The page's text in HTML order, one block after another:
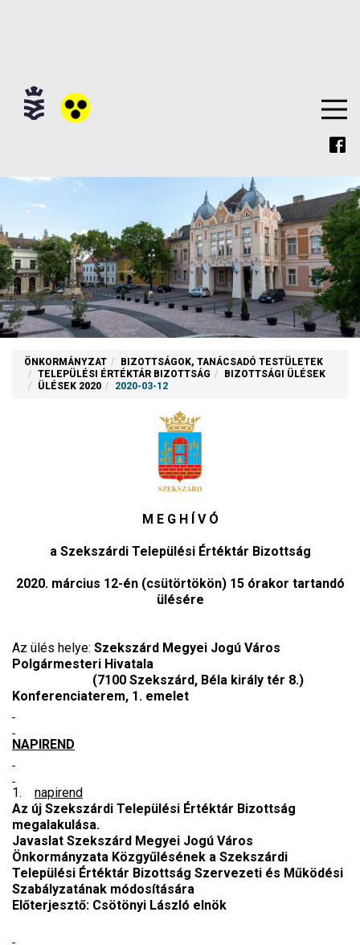
ÖNKORMÁNYZAT
BIZOTTSÁGOK, TANÁCSADÓ TESTÜLETEK
TELEPÜLÉSI ÉRTÉKTÁR BIZOTTSÁG
BIZOTTSÁGI ÜLÉSEK
ÜLÉSEK 2020
2020-03-12
M E G H Í V Ó
a Szekszárdi Települési Értéktár Bizottság
2020. március 12-én (csütörtökön) 15 órakor tartandó
ülésére
Az ülés helye: Szekszárd Megyei Jogú Város
Polgármesteri Hivatala
(7100 Szekszárd, Béla király tér 8.)
Konferenciaterem, 1. emelet
NAPIREND
1. napirend
Az új Szekszárdi Települési Értéktár Bizottság
megalakulása.
Javaslat Szekszárd Megyei Jogú Város
Önkormányzata Közgyűlésének a Szekszárdi
Települési Értéktár Bizottság Szervezeti és Működési
Szabályzatának módosítására
Előterjesztő: Csötönyi László elnök